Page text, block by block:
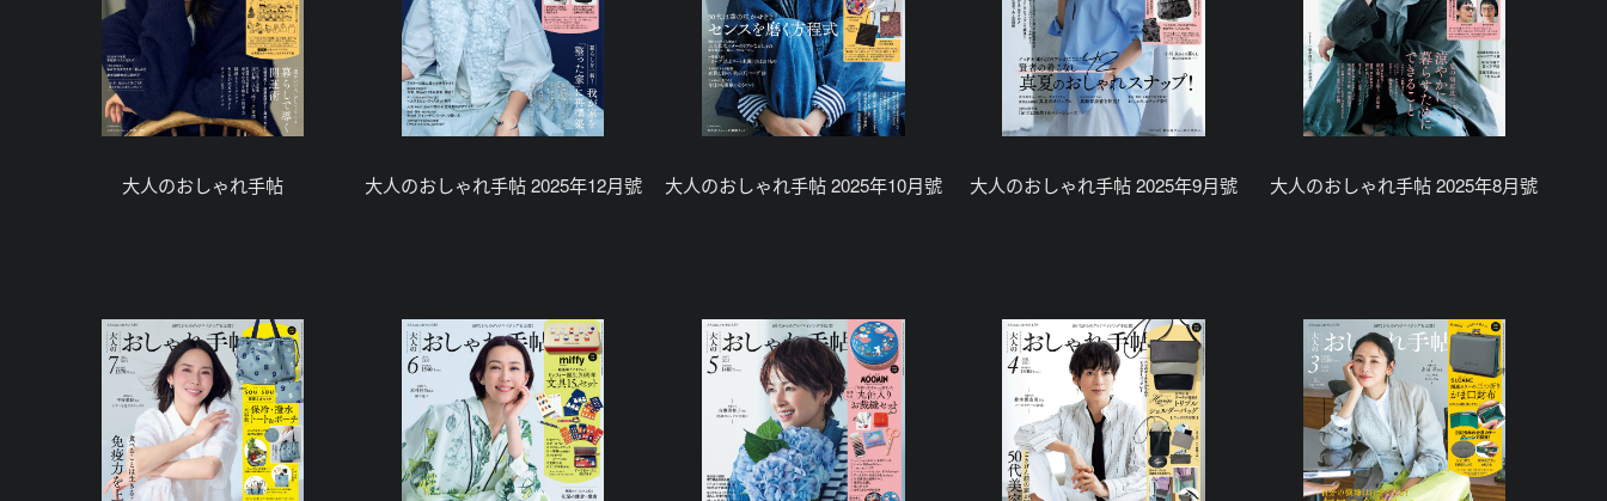
大人のおしゃれ手帖 大人のおしゃれ手帖 2025年12月號 大人のおしゃれ手帖 2025年10月號 大人のおしゃれ手帖 2025年9月號 大人のおしゃれ手帖 2025年8月號